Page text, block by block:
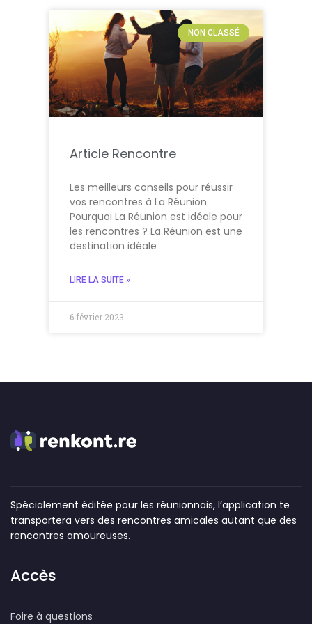
NON CLASSÉ
Article Rencontre
Les meilleurs conseils pour réussir
vos rencontres à La Réunion
Pourquoi La Réunion est idéale pour
les rencontres ? La Réunion est une
destination idéale
LIRE LA SUITE »
6 février 2023
Spécialement éditée pour les réunionnais, l’application te
transportera vers des rencontres amicales autant que des
rencontres amoureuses.
Accès
Foire à questions